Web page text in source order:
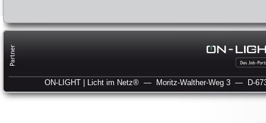
ON-LIGHT | Licht im Netz® — Moritz-Walther-Weg 3 — D-